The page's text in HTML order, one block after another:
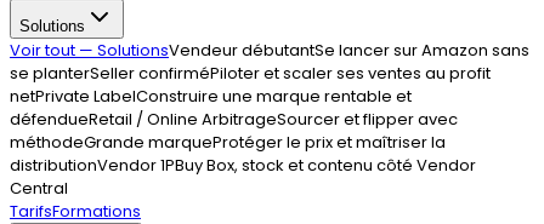
Solutions
Voir tout — SolutionsVendeur débutantSe lancer sur Amazon sans
se planterSeller confirméPiloter et scaler ses ventes au profit
netPrivate LabelConstruire une marque rentable et
défendueRetail / Online ArbitrageSourcer et flipper avec
méthodeGrande marqueProtéger le prix et maîtriser la
distributionVendor 1PBuy Box, stock et contenu côté Vendor
Central
TarifsFormations